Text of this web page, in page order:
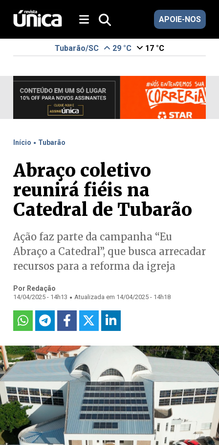
APOIE-NOS
Tubarão/SC 29 °C 17 °C
Início . Tubarão
Abraço coletivo
reunirá fiéis na
Catedral de Tubarão
Ação faz parte da campanha “Eu
Abraço a Catedral”, que busca arrecadar
recursos para a reforma da igreja
Por Redação
14/04/2025 - 14h13 . Atualizada em 14/04/2025 - 14h18